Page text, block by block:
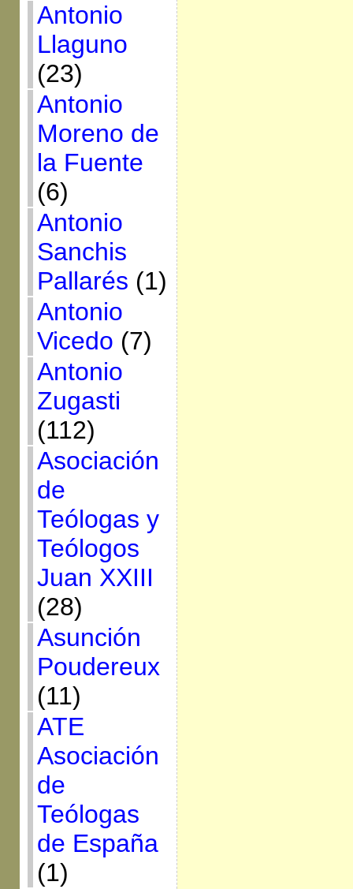
Antonio
Llaguno
(23)
Antonio
Moreno de
la Fuente
(6)
Antonio
Sanchis
Pallarés (1)
Antonio
Vicedo (7)
Antonio
Zugasti
(112)
Asociación
de
Teólogas y
Teólogos
Juan XXIII
(28)
Asunción
Poudereux
(11)
ATE
Asociación
de
Teólogas
de España
(1)